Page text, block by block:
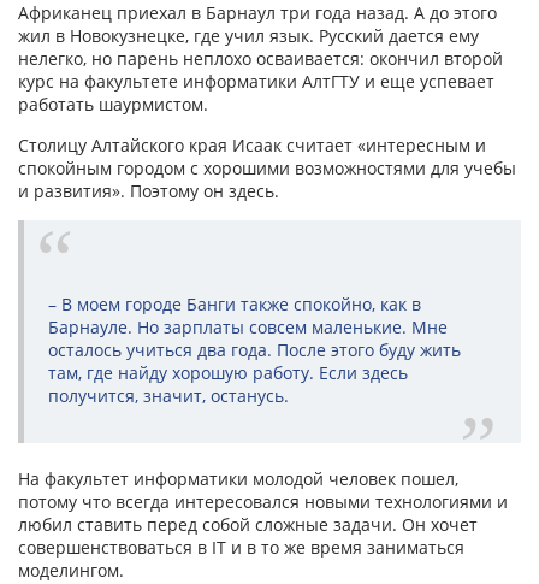
Африканец приехал в Барнаул три года назад. А до этого
жил в Новокузнецке, где учил язык. Русский дается ему
нелегко, но парень неплохо осваивается: окончил второй
курс на факультете информатики АлтГТУ и еще успевает
работать шаурмистом.
Столицу Алтайского края Исаак считает «интересным и
спокойным городом с хорошими возможностями для учебы
и развития». Поэтому он здесь.
– В моем городе Банги также спокойно, как в
Барнауле. Но зарплаты совсем маленькие. Мне
осталось учиться два года. После этого буду жить
там, где найду хорошую работу. Если здесь
получится, значит, останусь.
На факультет информатики молодой человек пошел,
потому что всегда интересовался новыми технологиями и
любил ставить перед собой сложные задачи. Он хочет
совершенствоваться в IT и в то же время заниматься
моделингом.